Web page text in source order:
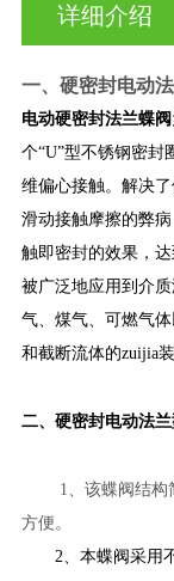
详细介绍
一、 硬密封电动
电动硬密封法兰蝶阀
个“U”型不锈钢密封
维偏心接触。解决
滑动接触摩擦的弊
触即密封的效果，
被广泛地应用到介
气、煤气、可燃气
和截断流体的zuijia装
二、 硬密封电动法
1、该蝶阀结
方便。
2、本蝶阀采用不